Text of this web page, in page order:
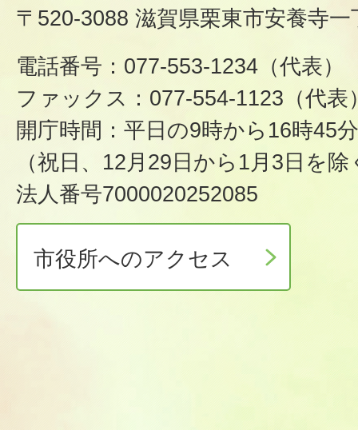
〒520-3088 滋賀県栗東市安養寺
電話番号：077-553-1234（代表）
ファックス：077-554-1123（代表
開庁時間：平日の9時から16時45分
（祝日、12月29日から1月3日を除
法人番号7000020252085
市役所へのアクセス